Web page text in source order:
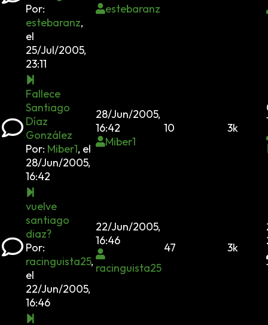
Por:
estebaranz,
el
25/Jul/2005,
23:11
estebaranz
Fallece
Santiago
Díaz
González
Por: Miber1, el
28/Jun/2005,
16:42
28/Jun/2005,
16:42
Miber1
10 3k
vuelve
santiago
diaz?
Por:
racinguista25,
el
22/Jun/2005,
16:46
22/Jun/2005,
16:46
racinguista25
47 3k